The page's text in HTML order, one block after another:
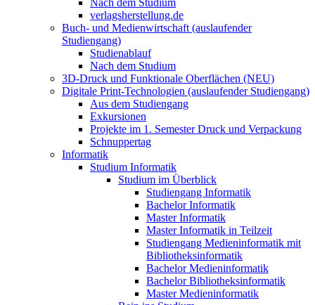
verlagsherstellung.de
Buch- und Medienwirtschaft (auslaufender
Studiengang)
Studienablauf
Nach dem Studium
3D-Druck und Funktionale Oberflächen (NEU)
Digitale Print-Technologien (auslaufender Studiengang)
Aus dem Studiengang
Exkursionen
Projekte im 1. Semester Druck und Verpackung
Schnuppertag
Informatik
Studium Informatik
Studium im Überblick
Studiengang Informatik
Bachelor Informatik
Master Informatik
Master Informatik in Teilzeit
Studiengang Medieninformatik mit
Bibliotheksinformatik
Bachelor Medieninformatik
Bachelor Bibliotheksinformatik
Master Medieninformatik